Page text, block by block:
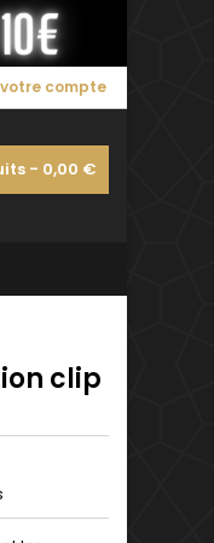
compte
- 0,00 €
clip